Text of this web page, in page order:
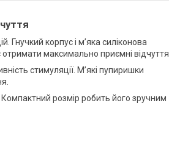
Гнучкий корпус і м’яка силіконова
максимально приємні відчуття.
стимуляції. М’які пупиришки
розмір робить його зручним